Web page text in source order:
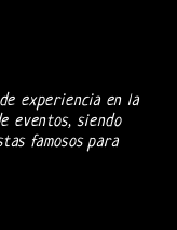
experiencia en la
eventos, siendo
famosos para